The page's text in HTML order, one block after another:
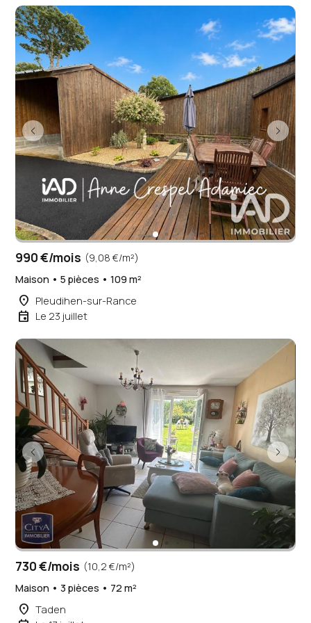
990 €/mois (9,08 €/m²)
Maison • 5 pièces • 109 m²
place Pleudihen-sur-Rance
event Le 23 juillet
730 €/mois (10,2 €/m²)
Maison • 3 pièces • 72 m²
place Taden